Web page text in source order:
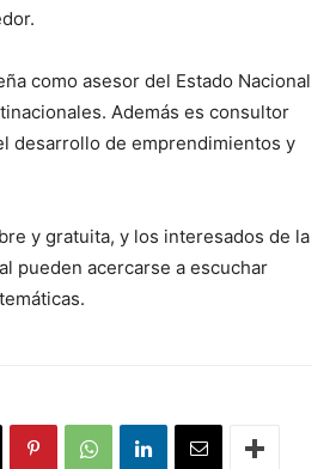
como asesor del Estado Nacional
Además es consultor
desarrollo de emprendimientos y
y gratuita, y los interesados de la
pueden acercarse a escuchar